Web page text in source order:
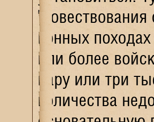
конных
или более
пару или три
количества